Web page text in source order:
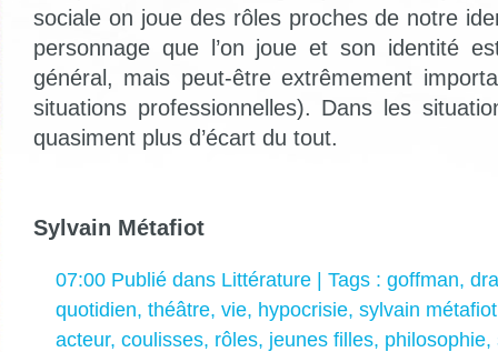
sociale on joue des rôles proches de notre
personnage que l’on joue et son identité
général, mais peut-être extrêmement
situations professionnelles). Dans les
quasiment plus d’écart du tout.
Sylvain Métafiot
07:00 Publié dans Littérature | Tags : goffman,
quotidien, théâtre, vie, hypocrisie, sylvain métafiot
acteur, coulisses, rôles, jeunes filles, philosophie,